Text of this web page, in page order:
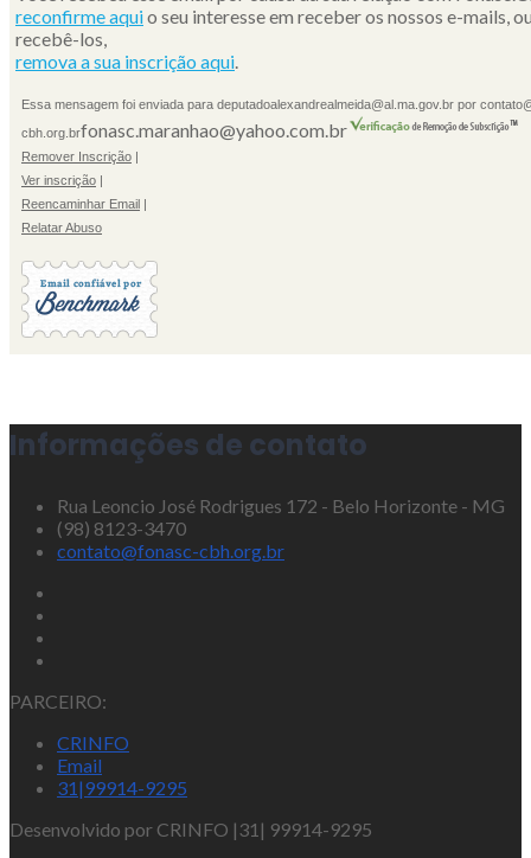
reconfirme aquio seu interesse em receber os nossos e-mails,
recebê-los,
remova a sua inscrição aqui.
Essa mensagem foi enviada para deputadoalexandrealmeida@al.ma.gov.br por
cbh.org.brfonasc.maranhao@yahoo.com.br
Remover Inscrição
Ver inscrição
Reencaminhar Email
Relatar Abuso
Informações de contato
Rua Leoncio José Rodrigues 172 - Belo Horizonte - MG
(98) 8123-3470
contato@fonasc-cbh.org.br
PARCEIRO:
CRINFO
Email
31|99914-9295
Desenvolvido por CRINFO |31| 99914-9295